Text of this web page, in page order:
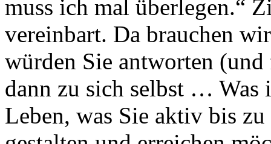
muss ich mal überlegen.“
vereinbart. Da brauchen
würden Sie antworten
dann zu sich selbst … Was
Leben, was Sie aktiv bis